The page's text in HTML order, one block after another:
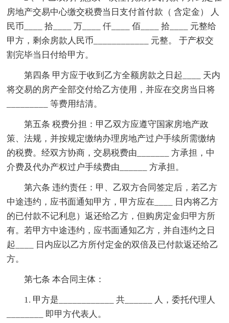
房地产交易中心缴交税费当日支付首付款（ 含定金） 人
民币____ 拾____ 万____ 仟____ 佰____ 拾____ 元整给
甲方，剩余房款人民币____________ 元整。 于产权交
割完毕当日付给甲方。
第四条 甲方应于收到乙方全额房款之日起____ 天内
将交易的房产全部交付给乙方使用，并应在交房当日将
_________ 等费用结清。
第五条 税费分担：甲乙双方应遵守国家房地产政
策、法规，并按规定缴纳办理房地产过户手续所需缴纳
的税费。经双方协商，交易税费由_______ 方承担，中
介费及代办产权过户手续费由______ 方承担。
第六条 违约责任：甲、乙双方合同签定后，若乙方
中途违约，应书面通知甲方，甲方应在____ 日内将乙方
的已付款不记利息）返还给乙方，但购房定金归甲方所
有。若甲方中途违约，应书面通知乙方，并自违约之日
起____ 日内应以乙方所付定金的双倍及已付款返还给乙
方。
第七条 本合同主体：
1. 甲方是____________ 共______ 人，委托代理人
________ 即甲方代表人。